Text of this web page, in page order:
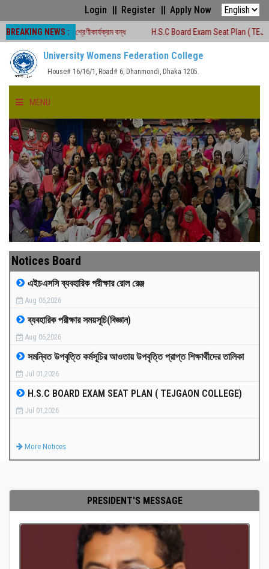
Login Register Apply Now
BREAKING NEWS :
সময়ে শ্রেণীকার্যক্রম বন্ধ H.S.C Board Exam Seat Plan ( TEJGAON
University Womens Federation College
House# 16/16/1, Road# 6, Dhanmondi, Dhaka 1205.
MENU
HOME
ABOUT US
FACULTIES
ACADEMICS
GALLERY
MEDIA
PAYMENT
CO-CURRICULUM
RESULTS
Notices Board
এইচএসসি ব্যবহারিক পরীক্ষার রোল রেঞ্জ
Aug 06,2026
ব্যবহারিক পরীক্ষার সময়সূচি(বিজ্ঞান)
Aug 06,2026
সমন্বিত উপবৃত্তি কর্মসূচির আওতায় উপবৃত্তি প্রাপ্ত শিক্ষার্থীদের তালিকা
Jul 01,2026
H.S.C BOARD EXAM SEAT PLAN ( TEJGAON COLLEGE)
Jul 01,2026
More Notices
PRESIDENT'S MESSAGE